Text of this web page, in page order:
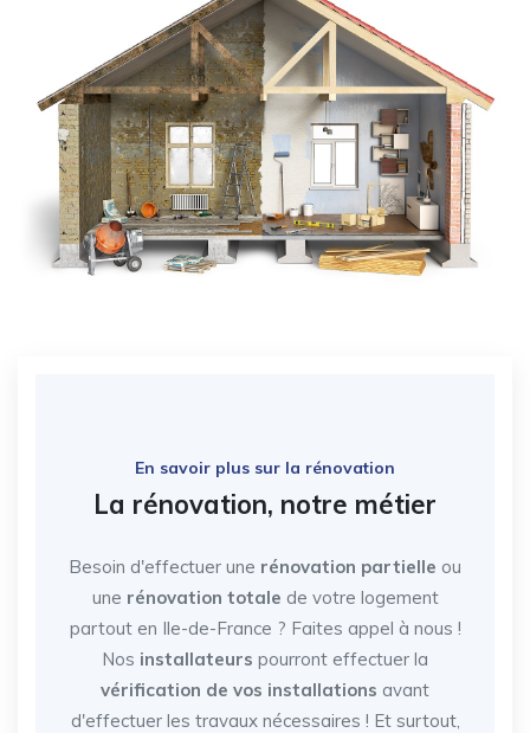
En savoir plus sur la rénovation
La rénovation, notre métier
Besoin d'effectuer une rénovation partielle ou
une rénovation totale de votre logement
partout en Ile-de-France ? Faites appel à nous !
Nos installateurs pourront effectuer la
vérification de vos installations avant
d'effectuer les travaux nécessaires ! Et surtout,